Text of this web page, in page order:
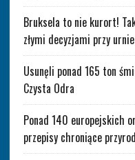
Bruksela to nie kurort!
złymi decyzjami przy urnie
Usunęli ponad 165 ton
Czysta Odra
Ponad 140 europejskich
przepisy chroniące